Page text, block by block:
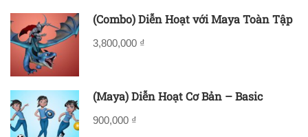
(Combo) Diễn Hoạt với Maya Toàn Tập
3,800,000 ₫
(Maya) Diễn Hoạt Cơ Bản – Basic
900,000 ₫